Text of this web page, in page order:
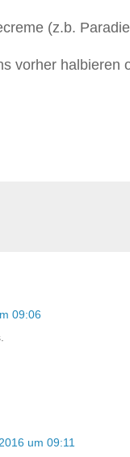
(z.b.
vorher halbieren
09:06
um 09:11